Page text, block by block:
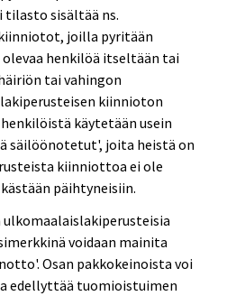
tilasto sisältää ns.
joilla pyritään
henkilöä itseltään tai
tai vahingon
kiinnioton
käytetään usein
säilöönotetut', joita heistä on
kiinniottoa ei ole
päihtyneisiin.
voidaan mainita
Osan pakkokeinoista voi
edellyttää tuomioistuimen